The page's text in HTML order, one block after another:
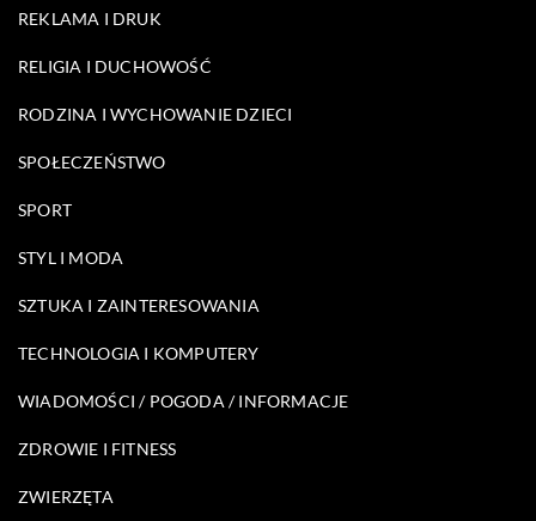
REKLAMA I DRUK
RELIGIA I DUCHOWOŚĆ
RODZINA I WYCHOWANIE DZIECI
SPOŁECZEŃSTWO
SPORT
STYL I MODA
SZTUKA I ZAINTERESOWANIA
TECHNOLOGIA I KOMPUTERY
WIADOMOŚCI / POGODA / INFORMACJE
ZDROWIE I FITNESS
ZWIERZĘTA